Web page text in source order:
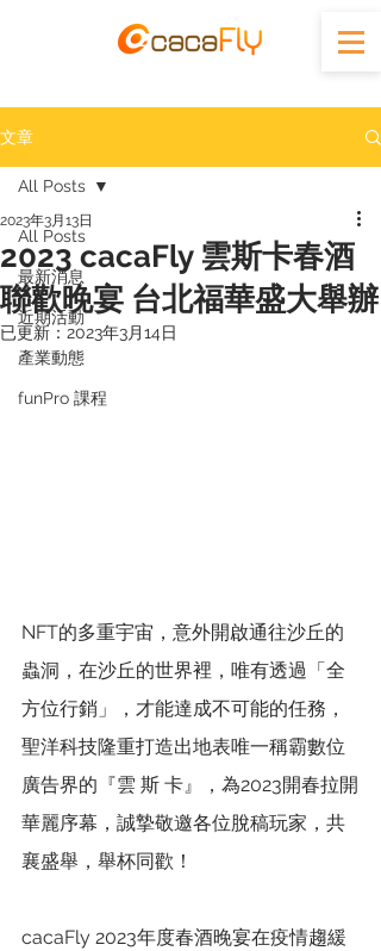
文章
All Posts
最新消息
近期活動
產業動態
funPro 課程
All Posts
2023 cacaFly 雲斯卡春酒
聯歡晚宴 台北福華盛大舉辦
2023年3月13日
已更新： 2023年3月14日
NFT的多重宇宙，意外開啟通往沙丘的
蟲洞，在沙丘的世界裡，唯有透過「全
方位行銷」，才能達成不可能的任務，
聖洋科技隆重打造出地表唯一稱霸數位
廣告界的『雲 斯 卡』，為2023開春拉開
華麗序幕，誠摯敬邀各位脫稿玩家，共
襄盛舉，舉杯同歡！
cacaFly 2023年度春酒晚宴在疫情趨緩